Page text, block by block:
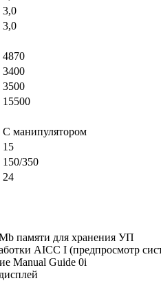
3,0
3,0
4870
3400
3500
15500
С манипулятором
15
150/350
24
памяти для хранения УП
AICC I (предпросмотр
Manual Guide 0i